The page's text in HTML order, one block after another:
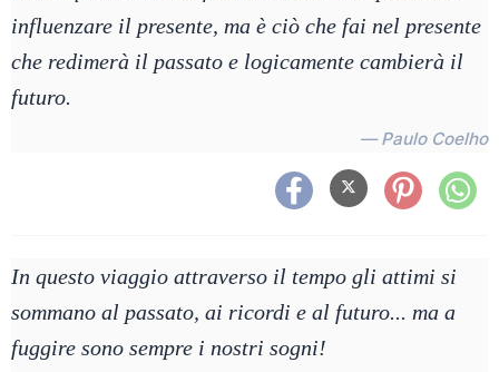
influenzare il presente, ma è ciò che fai nel presente
che redimerà il passato e logicamente cambierà il
futuro.
— Paulo Coelho
In questo viaggio attraverso il tempo gli attimi si
sommano al passato, ai ricordi e al futuro... ma a
fuggire sono sempre i nostri sogni!